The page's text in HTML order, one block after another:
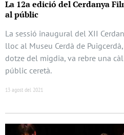
La 12a edició del Cerdanya
al públic
La sessió inaugural del XII
lloc al Museu Cerdà de
dotze del migdia, va rebre una
públic ceretà.
13 agost del 2021